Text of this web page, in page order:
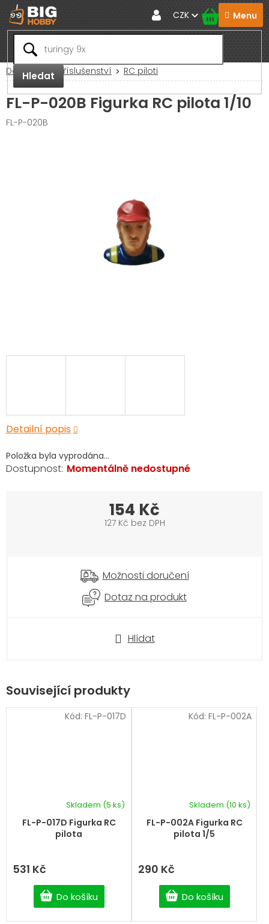
Přejít
na
obsah
Hledat
CZK
Domů RC Příslušenství RC piloti
FL-P-020B Figurka RC pilota 1/10
FL-P-020B
Položka byla vyprodána…
Detailní popis
Hlídat
Momentálně nedostupné
154 Kč
127 Kč bez DPH
Možnosti doručení
Dotaz na produkt
Související produkty
FL-P-017D Figurka RC
pilota
Skladem (5 ks)
531 Kč
Do košíku
Kód: FL-P-017D
FL-P-002A Figurka RC
pilota 1/5
Skladem (10 ks)
290 Kč
Do košíku
Kód: FL-P-002A